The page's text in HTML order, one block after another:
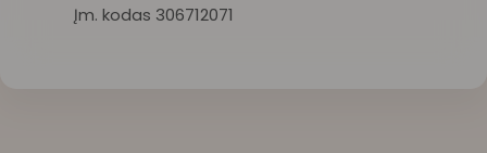
Įm. kodas 306712071